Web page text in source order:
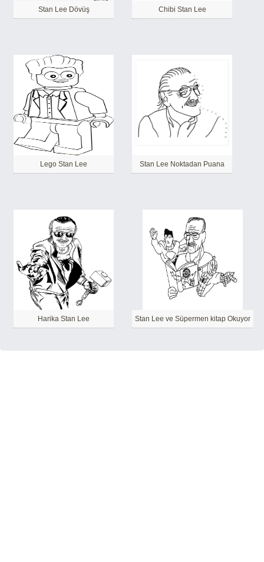
Stan Lee Dövüş Chibi Stan Lee
Lego Stan Lee Stan Lee Noktadan Puana
Harika Stan Lee Stan Lee ve Süpermen kitap Okuyor